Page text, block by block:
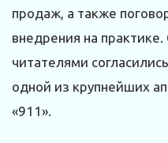
продаж, а также
внедрения на
читателями
одной из крупнейших
«911».